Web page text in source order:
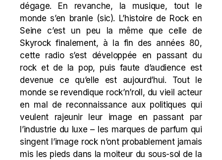
dégage. En revanche, la musique, tout le
monde s’en branle (sic). L’histoire de Rock en
Seine c’est un peu la même que celle de
Skyrock finalement, à la fin des années 80,
cette radio s’est développée en passant du
rock et de la pop, puis faute d’audience est
devenue ce qu’elle est aujourd’hui. Tout le
monde se revendique rock’n’roll, du vieil acteur
en mal de reconnaissance aux politiques qui
veulent rajeunir leur image en passant par
l’industrie du luxe – les marques de parfum qui
singent l’image rock n’ont probablement jamais
mis les pieds dans la moiteur du sous-sol de la